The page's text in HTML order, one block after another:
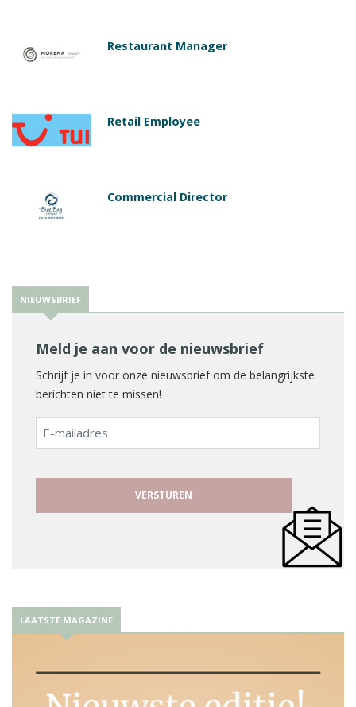
Restaurant Manager
Retail Employee
Commercial Director
NIEUWSBRIEF
Meld je aan voor de nieuwsbrief
Schrijf je in voor onze nieuwsbrief om de belangrijkste
berichten niet te missen!
E-
mailadres
LAATSTE MAGAZINE